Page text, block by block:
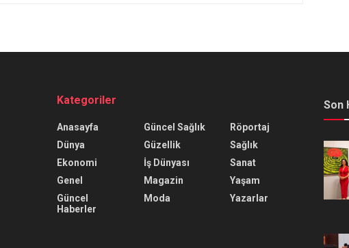
Kategoriler
Anasayfa
Dünya
Ekonomi
Genel
Güncel
Haberler
Güncel Sağlık
Güzellik
İş Dünyası
Magazin
Moda
Röportaj
Sağlık
Sanat
Yaşam
Yazarlar
Son